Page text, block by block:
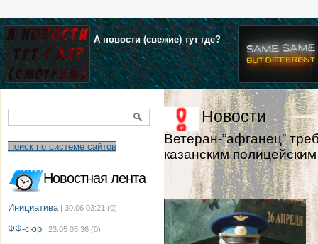
А новости (свежие) тут где?
Поиск по системе сайтов
Новостная лента
Инициатива | 30.06 03:21 (0)
ФФ-сюр | 23.05 05:36 (0)
Новости
Ветеран-”афганец”
казанским